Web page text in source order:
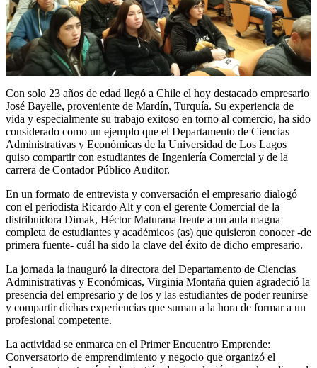
Con solo 23 años de edad llegó a Chile el hoy destacado empresario
José Bayelle, proveniente de Mardín, Turquía. Su experiencia de
vida y especialmente su trabajo exitoso en torno al comercio, ha sido
considerado como un ejemplo que el Departamento de Ciencias
Administrativas y Económicas de la Universidad de Los Lagos
quiso compartir con estudiantes de Ingeniería Comercial y de la
carrera de Contador Público Auditor.
En un formato de entrevista y conversación el empresario dialogó
con el periodista Ricardo Alt y con el gerente Comercial de la
distribuidora Dimak, Héctor Maturana frente a un aula magna
completa de estudiantes y académicos (as) que quisieron conocer -de
primera fuente- cuál ha sido la clave del éxito de dicho empresario.
La jornada la inauguró la directora del Departamento de Ciencias
Administrativas y Económicas, Virginia Montaña quien agradeció la
presencia del empresario y de los y las estudiantes de poder reunirse
y compartir dichas experiencias que suman a la hora de formar a un
profesional competente.
La actividad se enmarca en el Primer Encuentro Emprende:
Conversatorio de emprendimiento y negocio que organizó el